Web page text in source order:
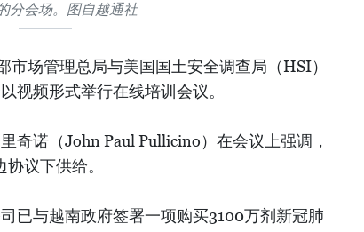
分会场。图自越通社
场管理总局与美国国土安全调查局（HSI）
视频形式举行在线培训会议。
奇诺（John Paul Pullicino）在会议上强调，
议下供给。
已与越南政府签署一项购买3100万剂新冠肺